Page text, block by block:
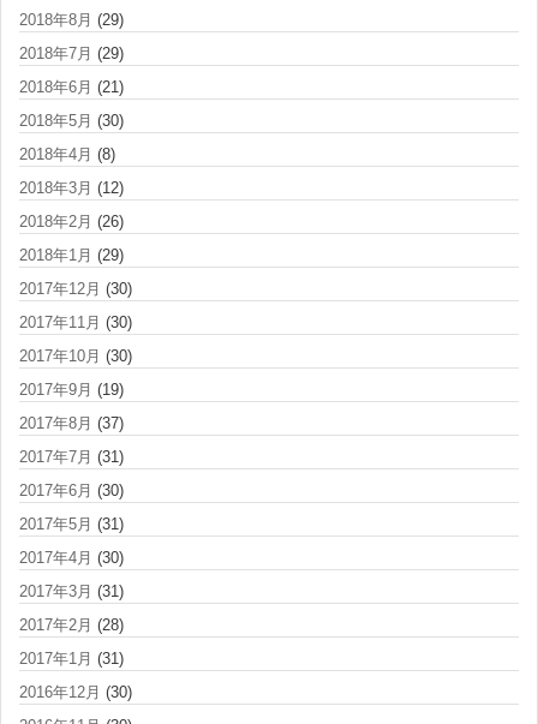
2018年8月 (29)
2018年7月 (29)
2018年6月 (21)
2018年5月 (30)
2018年4月 (8)
2018年3月 (12)
2018年2月 (26)
2018年1月 (29)
2017年12月 (30)
2017年11月 (30)
2017年10月 (30)
2017年9月 (19)
2017年8月 (37)
2017年7月 (31)
2017年6月 (30)
2017年5月 (31)
2017年4月 (30)
2017年3月 (31)
2017年2月 (28)
2017年1月 (31)
2016年12月 (30)